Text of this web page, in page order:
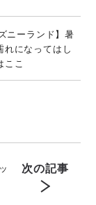
ニーランド】暑
になってはし
ここ
次の記事